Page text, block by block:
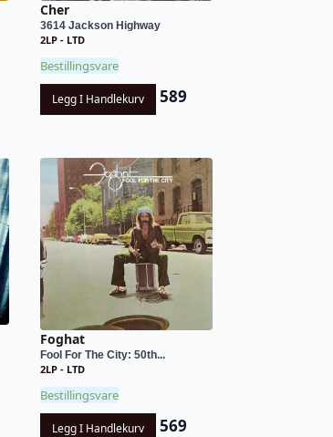
Cher
3614 Jackson Highway
2LP - LTD
Bestillingsvare
Legg I Handlekurv 589
Foghat
Fool For The City: 50th...
2LP - LTD
Bestillingsvare
Legg I Handlekurv 569